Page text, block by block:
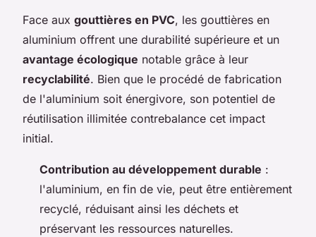
Face aux gouttières en PVC, les gouttières en
aluminium offrent une durabilité supérieure et un
avantage écologique notable grâce à leur
recyclabilité. Bien que le procédé de fabrication
de l'aluminium soit énergivore, son potentiel de
réutilisation illimitée contrebalance cet impact
initial.
Contribution au développement durable :
l'aluminium, en fin de vie, peut être entièrement
recyclé, réduisant ainsi les déchets et
préservant les ressources naturelles.